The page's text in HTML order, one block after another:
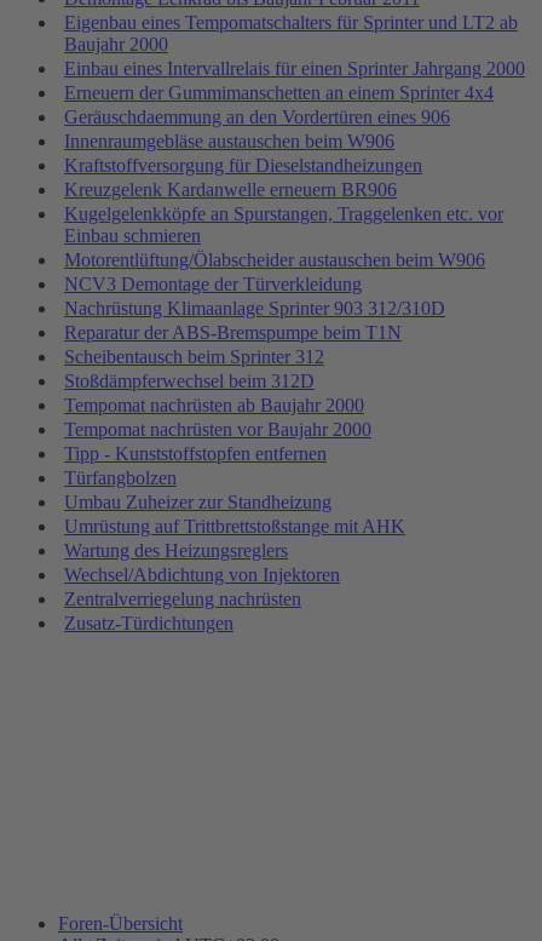
Eigenbau eines Tempomatschalters für Sprinter und LT2 ab
Baujahr 2000
Einbau eines Intervallrelais für einen Sprinter Jahrgang 2000
Erneuern der Gummimanschetten an einem Sprinter 4x4
Geräuschdaemmung an den Vordertüren eines 906
Innenraumgebläse austauschen beim W906
Kraftstoffversorgung für Dieselstandheizungen
Kreuzgelenk Kardanwelle erneuern BR906
Kugelgelenkköpfe an Spurstangen, Traggelenken etc. vor
Einbau schmieren
Motorentlüftung/Ölabscheider austauschen beim W906
NCV3 Demontage der Türverkleidung
Nachrüstung Klimaanlage Sprinter 903 312/310D
Reparatur der ABS-Bremspumpe beim T1N
Scheibentausch beim Sprinter 312
Stoßdämpferwechsel beim 312D
Tempomat nachrüsten ab Baujahr 2000
Tempomat nachrüsten vor Baujahr 2000
Tipp - Kunststoffstopfen entfernen
Türfangbolzen
Umbau Zuheizer zur Standheizung
Umrüstung auf Trittbrettstoßstange mit AHK
Wartung des Heizungsreglers
Wechsel/Abdichtung von Injektoren
Zentralverriegelung nachrüsten
Zusatz-Türdichtungen
Foren-Übersicht